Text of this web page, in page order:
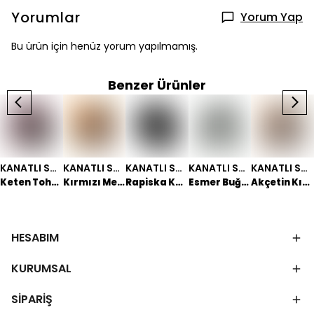
Yorumlar Yorum Yap
Bu ürün için henüz yorum yapılmamış.
Benzer Ürünler
KANATLI SHOP
Keten Tohumu
KANATLI SHOP
Kırmızı Mercimek
KANATLI SHOP
Rapiska Kanola Tohumu
KANATLI SHOP
Esmer Buğday
KANATLI SHOP
Akçetin Kırmızı Sert Buğday
HESABIM
KURUMSAL
SİPARİŞ